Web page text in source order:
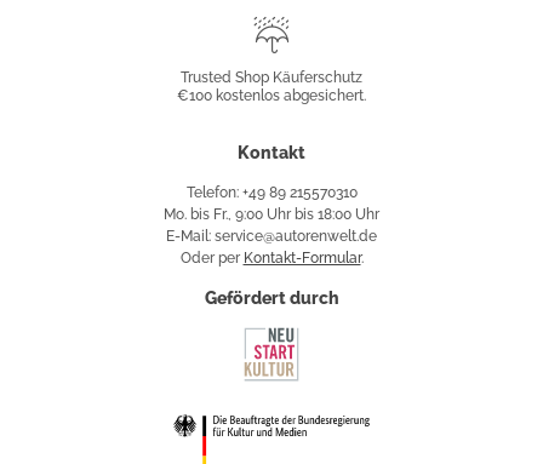
Käuferschutz
Trusted Shop Käuferschutz
€100 kostenlos abgesichert.
Kontakt
Telefon: +49 89 215570310
Mo. bis Fr., 9:00 Uhr bis 18:00 Uhr
E-Mail: service@autorenwelt.de
Oder per Kontakt-Formular.
Gefördert durch